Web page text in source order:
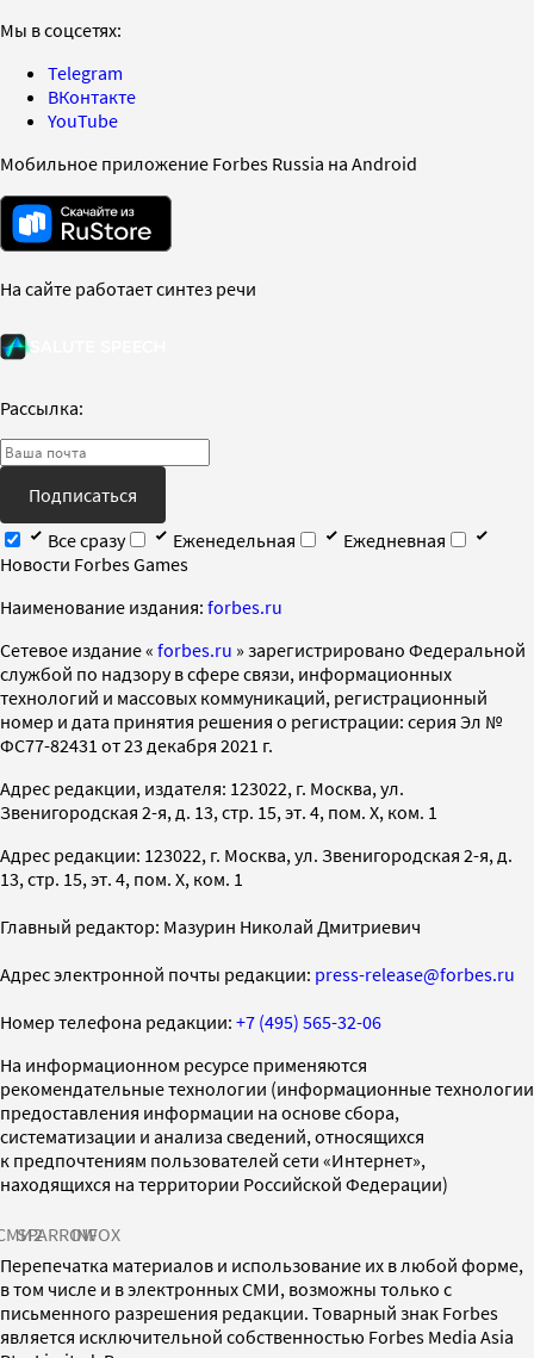
Мы в соцсетях:
Telegram
ВКонтакте
YouTube
Мобильное приложение Forbes Russia на Android
На сайте работает синтез речи
Рассылка:
Подписаться
Все сразу
Еженедельная
Ежедневная
Новости Forbes Games
Наименование издания: forbes.ru
Cетевое издание « forbes.ru » зарегистрировано Федеральной
службой по надзору в сфере связи, информационных
технологий и массовых коммуникаций, регистрационный
номер и дата принятия решения о регистрации: серия Эл №
ФС77-82431 от 23 декабря 2021 г.
Адрес редакции, издателя: 123022, г. Москва, ул.
Звенигородская 2-я, д. 13, стр. 15, эт. 4, пом. X, ком. 1
Адрес редакции: 123022, г. Москва, ул. Звенигородская 2-я, д.
13, стр. 15, эт. 4, пом. X, ком. 1
Главный редактор: Мазурин Николай Дмитриевич
Адрес электронной почты редакции: press-release@forbes.ru
Номер телефона редакции: +7 (495) 565-32-06
На информационном ресурсе применяются
рекомендательные технологии (информационные технологии
предоставления информации на основе сбора,
систематизации и анализа сведений, относящихся
к предпочтениям пользователей сети «Интернет»,
находящихся на территории Российской Федерации)
SPARROWINFOX
Перепечатка материалов и использование их в любой форме,
в том числе и в электронных СМИ, возможны только с
письменного разрешения редакции. Товарный знак Forbes
является исключительной собственностью Forbes Media Asia